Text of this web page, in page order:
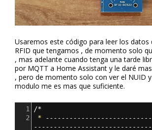
Usaremos este código para leer los datos
RFID que tengamos , de momento solo
, mas adelante cuando tenga una tarde
por MQTT a Home Assistant y le daré
, pero de momento solo con ver el NUID
modulo me es mas que suficiente.
1
/*
2
*